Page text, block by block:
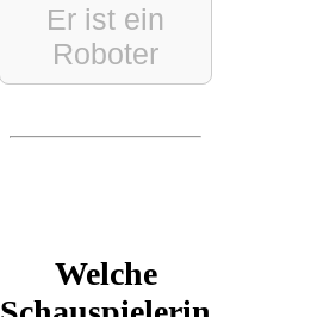
Er ist ein
Roboter
Welche